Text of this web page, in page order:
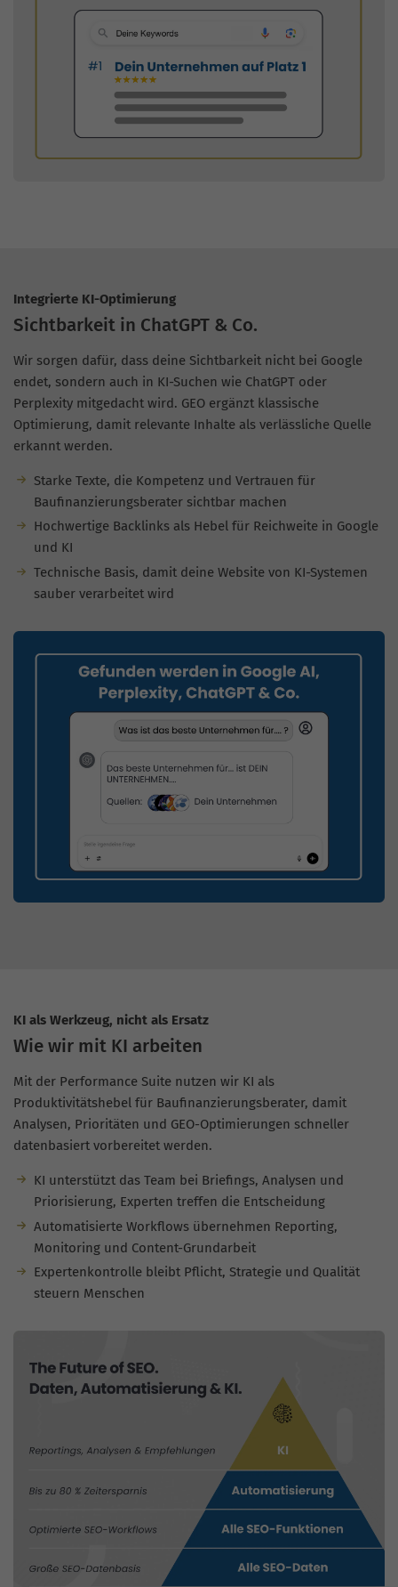
Integrierte KI-Optimierung
Sichtbarkeit in ChatGPT & Co.
Wir sorgen dafür, dass deine Sichtbarkeit nicht bei Google
endet, sondern auch in KI-Suchen wie ChatGPT oder
Perplexity mitgedacht wird. GEO ergänzt klassische
Optimierung, damit relevante Inhalte als verlässliche Quelle
erkannt werden.
Starke Texte, die Kompetenz und Vertrauen für
Baufinanzierungsberater sichtbar machen
Hochwertige Backlinks als Hebel für Reichweite in Google
und KI
Technische Basis, damit deine Website von KI-Systemen
sauber verarbeitet wird
KI als Werkzeug, nicht als Ersatz
Wie wir mit KI arbeiten
Mit der Performance Suite nutzen wir KI als
Produktivitätshebel für Baufinanzierungsberater, damit
Analysen, Prioritäten und GEO-Optimierungen schneller
datenbasiert vorbereitet werden.
KI unterstützt das Team bei Briefings, Analysen und
Priorisierung, Experten treffen die Entscheidung
Automatisierte Workflows übernehmen Reporting,
Monitoring und Content-Grundarbeit
Expertenkontrolle bleibt Pflicht, Strategie und Qualität
steuern Menschen